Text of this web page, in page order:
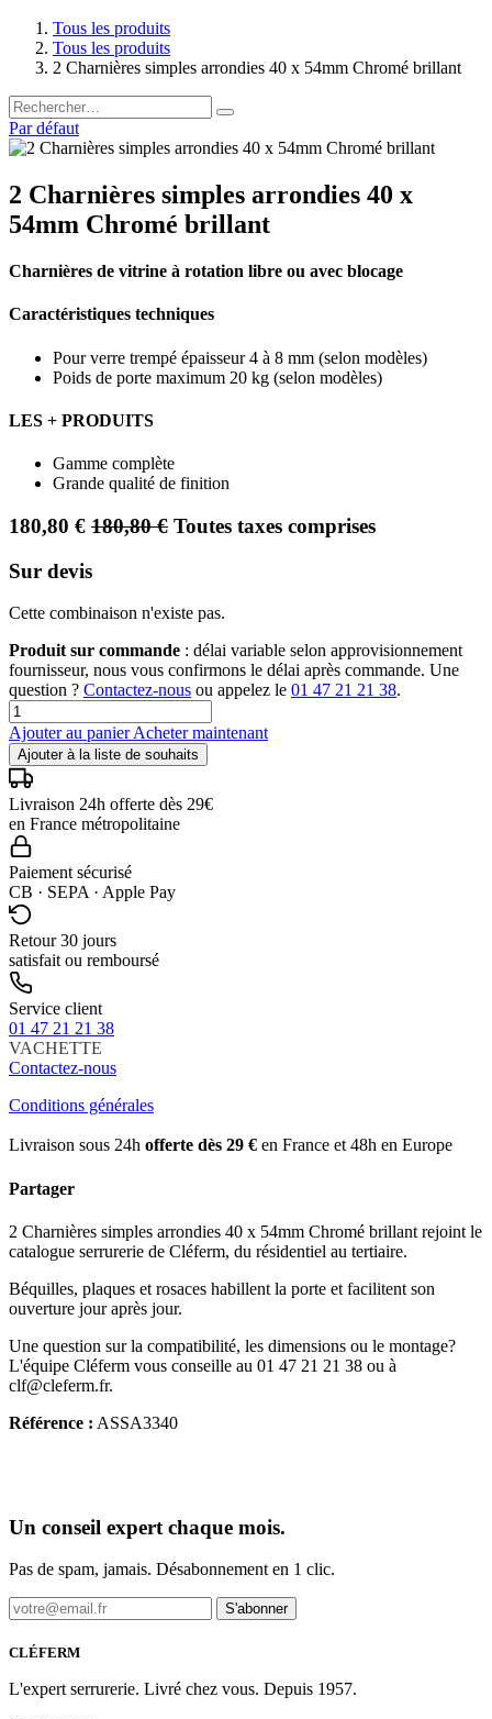
Tous les produits
Tous les produits
2 Charnières simples arrondies 40 x 54mm Chromé brillant
Par défaut
2 Charnières simples arrondies 40 x
54mm Chromé brillant
Charnières de vitrine à rotation libre ou avec blocage
Caractéristiques techniques
Pour verre trempé épaisseur 4 à 8 mm (selon modèles)
Poids de porte maximum 20 kg (selon modèles)
LES + PRODUITS
Gamme complète
Grande qualité de finition
180,80 € 180,80€ Toutes taxes comprises
Sur devis
Cette combinaison n'existe pas.
Produit sur commande : délai variable selon approvisionnement
fournisseur, nous vous confirmons le délai après commande. Une
question ? Contactez-nous ou appelez le 01 47 21 21 38.
Ajouter au panierAcheter maintenant
Ajouter à la liste de souhaits
Livraison 24h offerte dès 29€
en France métropolitaine
Paiement sécurisé
CB · SEPA · Apple Pay
Retour 30 jours
satisfait ou remboursé
Service client
01 47 21 21 38
VACHETTE
Contactez-nous
Conditions générales
Livraison sous 24h offerte dès 29 € en France et 48h en Europe
Partager
2 Charnières simples arrondies 40 x 54mm Chromé brillant rejoint le
catalogue serrurerie de Cléferm, du résidentiel au tertiaire.
Béquilles, plaques et rosaces habillent la porte et facilitent son
ouverture jour après jour.
Une question sur la compatibilité, les dimensions ou le montage?
L'équipe Cléferm vous conseille au 01 47 21 21 38 ou à
clf@cleferm.fr.
Référence : ASSA3340
Un conseil expert chaque mois.
Pas de spam, jamais. Désabonnement en 1 clic.
S'abonner
CLÉFERM
L'expert serrurerie. Livré chez vous. Depuis 1957.